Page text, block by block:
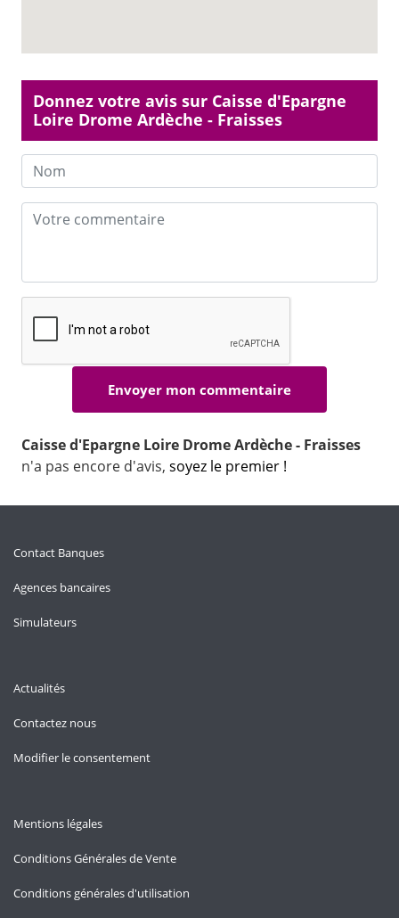
Donnez votre avis sur Caisse d'Epargne
Loire Drome Ardèche - Fraisses
Caisse d'Epargne Loire Drome Ardèche - Fraisses
n'a pas encore d'avis, soyez le premier !
Contact Banques
Agences bancaires
Simulateurs
Actualités
Contactez nous
Modifier le consentement
Mentions légales
Conditions Générales de Vente
Conditions générales d'utilisation